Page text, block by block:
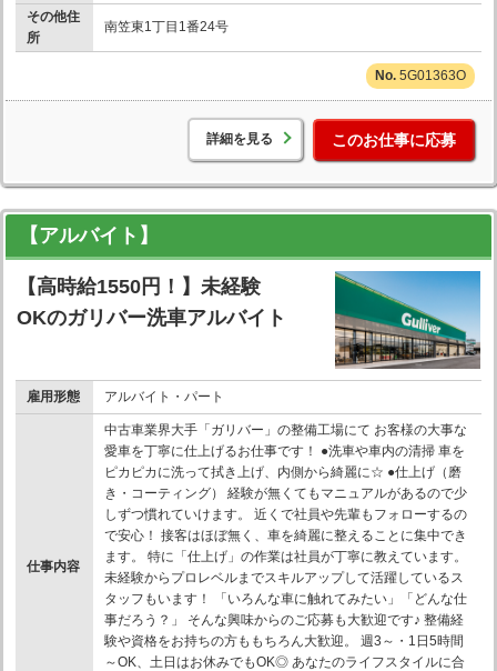
その他住
所
南笠東1丁目1番24号
5G01363O
詳細を見る このお仕事に応募
【アルバイト】
【高時給1550円！】未経験
OKのガリバー洗車アルバイト
雇用形態 アルバイト・パート
仕事内容
中古車業界大手「ガリバー」の整備工場にて お客様の大事な
愛車を丁寧に仕上げるお仕事です！ ●洗車や車内の清掃 車を
ピカピカに洗って拭き上げ、内側から綺麗に☆ ●仕上げ（磨
き・コーティング） 経験が無くてもマニュアルがあるので少
しずつ慣れていけます。 近くで社員や先輩もフォローするの
で安心！ 接客はほぼ無く、車を綺麗に整えることに集中でき
ます。 特に「仕上げ」の作業は社員が丁寧に教えています。
未経験からプロレベルまでスキルアップして活躍しているス
タッフもいます！ 「いろんな車に触れてみたい」「どんな仕
事だろう？」 そんな興味からのご応募も大歓迎です♪ 整備経
験や資格をお持ちの方ももちろん大歓迎。 週3～・1日5時間
～OK、土日はお休みでもOK◎ あなたのライフスタイルに合